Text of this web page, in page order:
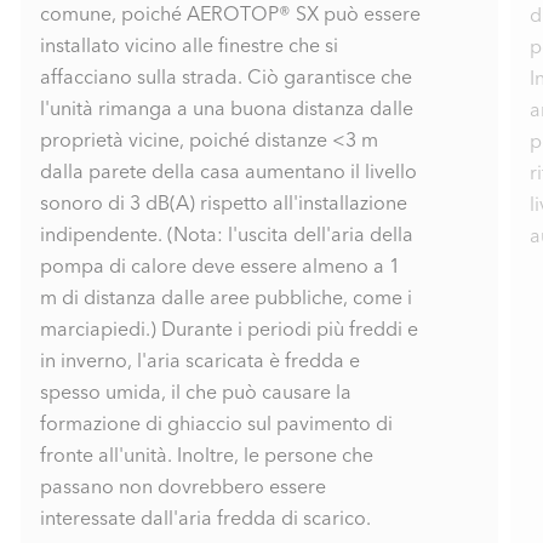
W]
Potenza termica minima
(A35/W18, EN14511) [k
W]
3,43
EER (A35/W18, EN1451
4,35
Livello massimo di potenz
a sonora (Lwa) [dB(A)]
50
Livello di potenza sonora
(ErP) [dB(A)]
Dimensioni del regolatore
comune, poiché AEROTOP® SX può essere
installato vicino alle finestre che si
affacciano sulla strada. Ciò garantisce che
l'unità rimanga a una buona distanza dalle
proprietà vicine, poiché distanze <3 m
dalla parete della casa aumentano il livello
sonoro di 3 dB(A) rispetto all'installazione
indipendente. (Nota: l'uscita dell'aria della
pompa di calore deve essere almeno a 1
m di distanza dalle aree pubbliche, come i
marciapiedi.) Durante i periodi più freddi e
in inverno, l'aria scaricata è fredda e
spesso umida, il che può causare la
formazione di ghiaccio sul pavimento di
fronte all'unità. Inoltre, le persone che
passano non dovrebbero essere
interessate dall'aria fredda di scarico.